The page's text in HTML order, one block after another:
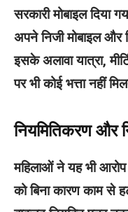
सरकारी मोबाइल दिया
अपने निजी मोबाइल और
इसके अलावा यात्रा,
पर भी कोई भत्ता नहीं
नियमितिकरण और
महिलाओं ने यह भी
को बिना कारण काम से